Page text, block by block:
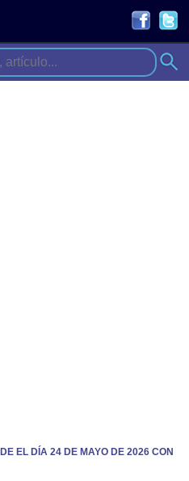
EL DÍA 24 DE MAYO DE 2026 CON